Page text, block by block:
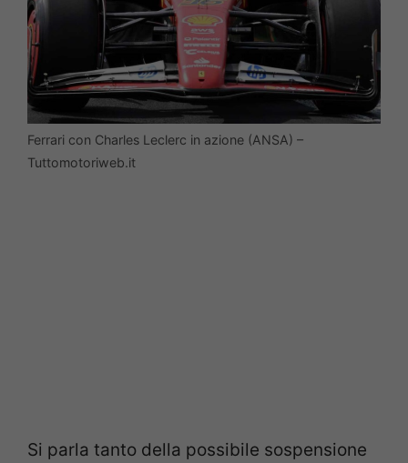
Ferrari con Charles Leclerc in azione (ANSA) –
Tuttomotoriweb.it
Si parla tanto della possibile sospensione